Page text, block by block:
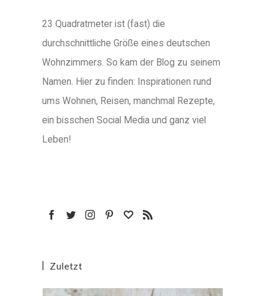
23 Quadratmeter ist (fast) die
durchschnittliche Größe eines deutschen
Wohnzimmers. So kam der Blog zu seinem
Namen. Hier zu finden: Inspirationen rund
ums Wohnen, Reisen, manchmal Rezepte,
ein bisschen Social Media und ganz viel
Leben!
Zuletzt